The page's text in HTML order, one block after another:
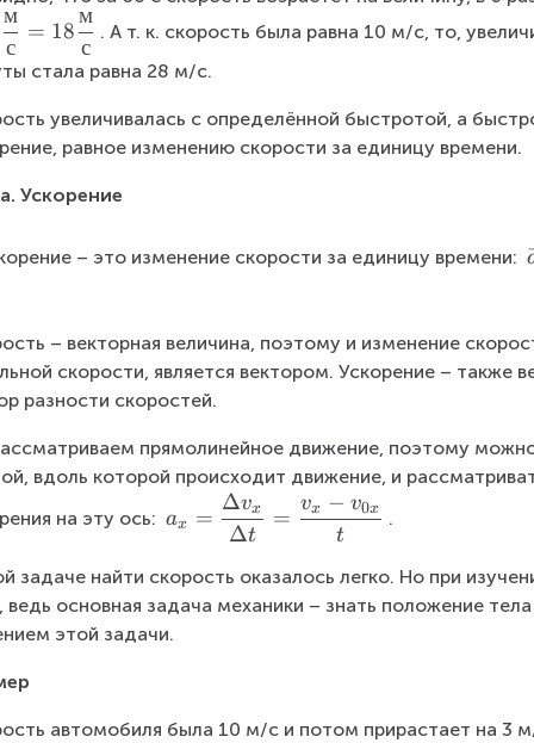
с
м
= 18
с
м
. А т. к. скорость была равна 10 м/с, то,
стала равна 28 м/с.
увеличивалась с определённой быстротой, а
равное изменению скорости за единицу времени.
Ускорение
– это изменение скорости за единицу времени:
– векторная величина, поэтому и изменение
скорости, является вектором. Ускорение – также
разности скоростей.
прямолинейное движение, поэтому
вдоль которой происходит движение, и
на эту ось:
_
=
\
d
c
ax =
Δt
Δvx =
t
vx − v0x .
задаче найти скорость оказалось легко. Но при
ведь основная задача механики – знать положение
этой задачи.
автомобиля была 10 м/с и потом прирастает на 3